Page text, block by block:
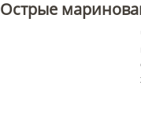
Острые